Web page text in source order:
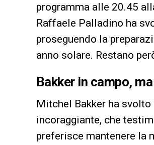
programma alle 20.45
Raffaele Palladino ha
proseguendo la
anno solare. Restano
Bakker in campo,
Mitchel Bakker ha
incoraggiante, che
preferisce mantenere la